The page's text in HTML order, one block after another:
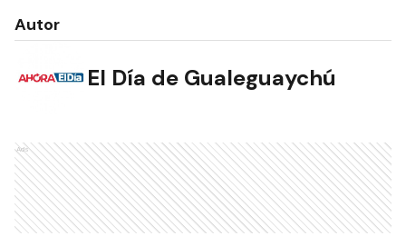
Autor
El Día de Gualeguaychú
Ads